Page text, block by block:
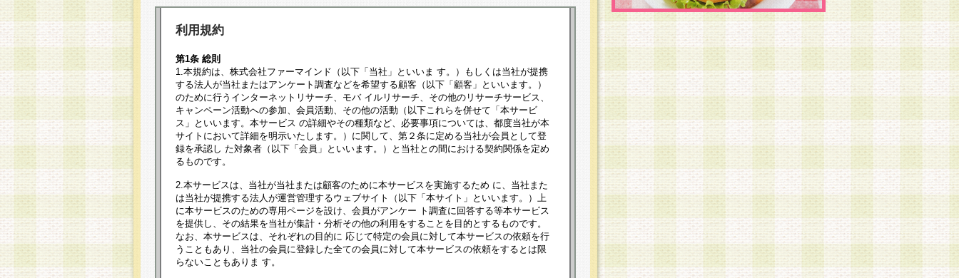
利用規約
第1条 総則
1.本規約は、株式会社ファーマインド（以下「当社」といいま す。）もしくは当社が提携
する法人が当社またはアンケート調査などを希望する顧客（以下「顧客」といいます。）
のために行うインターネットリサーチ、モバ イルリサーチ、その他のリサーチサービス、
キャンペーン活動への参加、会員活動、その他の活動（以下これらを併せて「本サービ
ス」といいます。本サービス の詳細やその種類など、必要事項については、都度当社が本
サイトにおいて詳細を明示いたします。）に関して、第２条に定める当社が会員として登
録を承認し た対象者（以下「会員」といいます。）と当社との間における契約関係を定め
るものです。
2.本サービスは、当社が当社または顧客のために本サービスを実施するため に、当社また
は当社が提携する法人が運営管理するウェブサイト（以下「本サイト」といいます。）上
に本サービスのための専用ページを設け、会員がアンケー ト調査に回答する等本サービス
を提供し、その結果を当社が集計・分析その他の利用をすることを目的とするものです。
なお、本サービスは、それぞれの目的に 応じて特定の会員に対して本サービスの依頼を行
うこともあり、当社の会員に登録した全ての会員に対して本サービスの依頼をするとは限
らないこともありま す。